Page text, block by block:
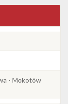
- Mokotów